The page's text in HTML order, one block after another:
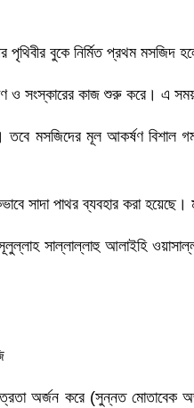
পৃথিবীর বুকে নির্মিত প্রথম মসজিদ
সংস্কারের কাজ শুরু করে। এ সময়
মসজিদের মূল আকর্ষণ বিশাল
সাদা পাথর ব্যবহার করা
সাল্লাল্লাহু আলাইহি
অর্জন করে (সুন্নত